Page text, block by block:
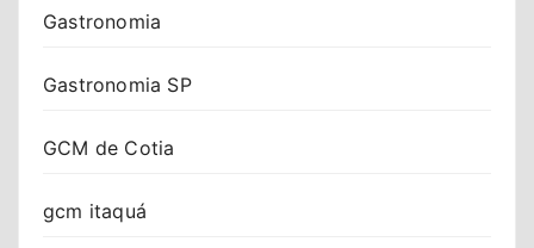
Gastronomia
Gastronomia SP
GCM de Cotia
gcm itaquá